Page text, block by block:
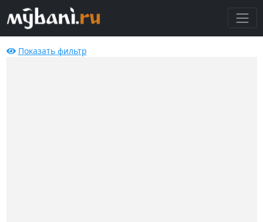
Показать фильтр